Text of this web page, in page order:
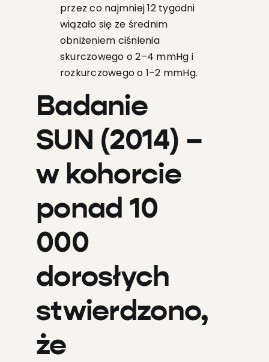
przez co najmniej 12 tygodni
wiązało się ze średnim
obniżeniem ciśnienia
skurczowego o 2–4 mmHg i
rozkurczowego o 1–2 mmHg.
Badanie
SUN (2014) –
w kohorcie
ponad 10
000
dorosłych
stwierdzono,
że